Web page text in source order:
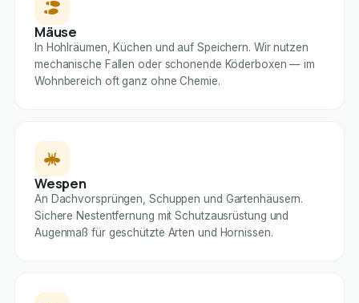
Mäuse
In Hohlräumen, Küchen und auf Speichern. Wir nutzen
mechanische Fallen oder schonende Köderboxen — im
Wohnbereich oft ganz ohne Chemie.
Wespen
An Dachvorsprüngen, Schuppen und Gartenhäusern.
Sichere Nestentfernung mit Schutzausrüstung und
Augenmaß für geschützte Arten und Hornissen.